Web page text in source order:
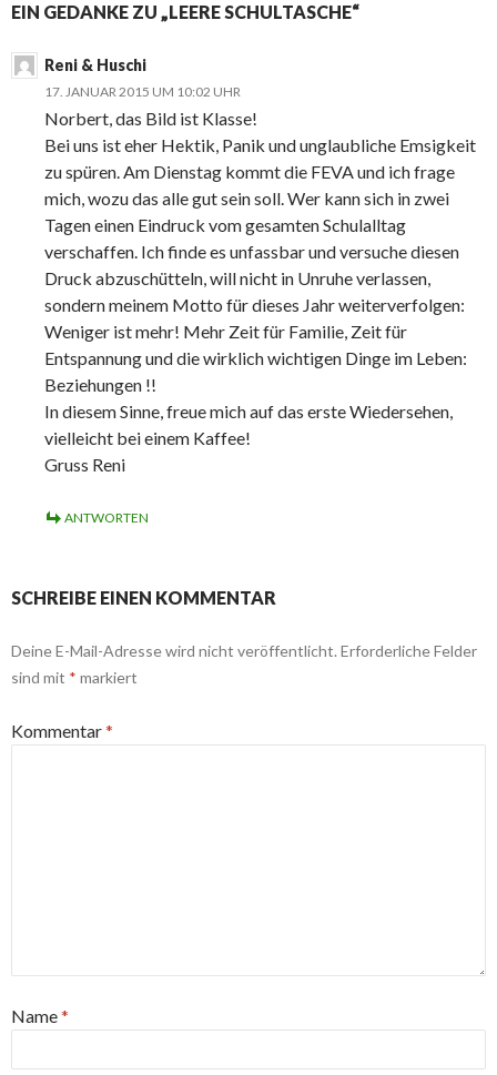
EIN GEDANKE ZU „LEERE SCHULTASCHE“
Reni & Huschi
17. JANUAR 2015 UM 10:02 UHR
Norbert, das Bild ist Klasse!
Bei uns ist eher Hektik, Panik und unglaubliche Emsigkeit
zu spüren. Am Dienstag kommt die FEVA und ich frage
mich, wozu das alle gut sein soll. Wer kann sich in zwei
Tagen einen Eindruck vom gesamten Schulalltag
verschaffen. Ich finde es unfassbar und versuche diesen
Druck abzuschütteln, will nicht in Unruhe verlassen,
sondern meinem Motto für dieses Jahr weiterverfolgen:
Weniger ist mehr! Mehr Zeit für Familie, Zeit für
Entspannung und die wirklich wichtigen Dinge im Leben:
Beziehungen !!
In diesem Sinne, freue mich auf das erste Wiedersehen,
vielleicht bei einem Kaffee!
Gruss Reni
ANTWORTEN
SCHREIBE EINEN KOMMENTAR
Deine E-Mail-Adresse wird nicht veröffentlicht. Erforderliche Felder
sind mit * markiert
Kommentar*
Name*